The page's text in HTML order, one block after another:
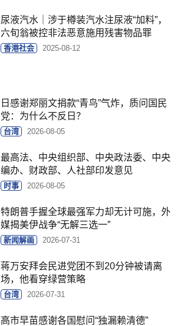
尿液汽水｜涉于樽装汽水注尿液“加料”，
六旬翁被控非法恶意施用残害物品罪
香港社会 2025-08-12
日感谢郑丽文捐款“青鸟”气炸，质问国民
党：为什么不反日？
台湾 2026-08-05
最高法、中央组织部、中央政法委、中央
编办、财政部、人社部印发意见
时事 2026-08-05
特朗普手握全球最强军力却无计可施，外
媒揭美伊战争“无解三选一”
新闻解画 2026-07-31
蒋万安拜会民进党团不到20分钟被请离
场，他看穿绿营策略
台湾 2026-07-31
高市早苗感谢各国慰问“独漏赖清德”